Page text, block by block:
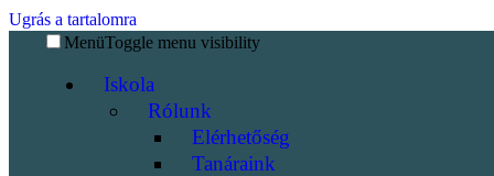
Ugrás a tartalomra
MenüToggle menu visibility
Iskola
Rólunk
Elérhetőség
Tanáraink